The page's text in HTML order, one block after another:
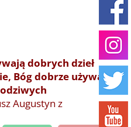
dobrych dzieł
Bóg dobrze używa
Augustyn z